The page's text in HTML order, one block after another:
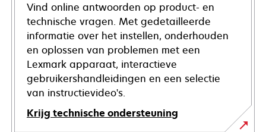
Vind online antwoorden op product- en
technische vragen. Met gedetailleerde
informatie over het instellen, onderhouden
en oplossen van problemen met een
Lexmark apparaat, interactieve
gebruikershandleidingen en een selectie
van instructievideo's.
Krijg technische ondersteuning